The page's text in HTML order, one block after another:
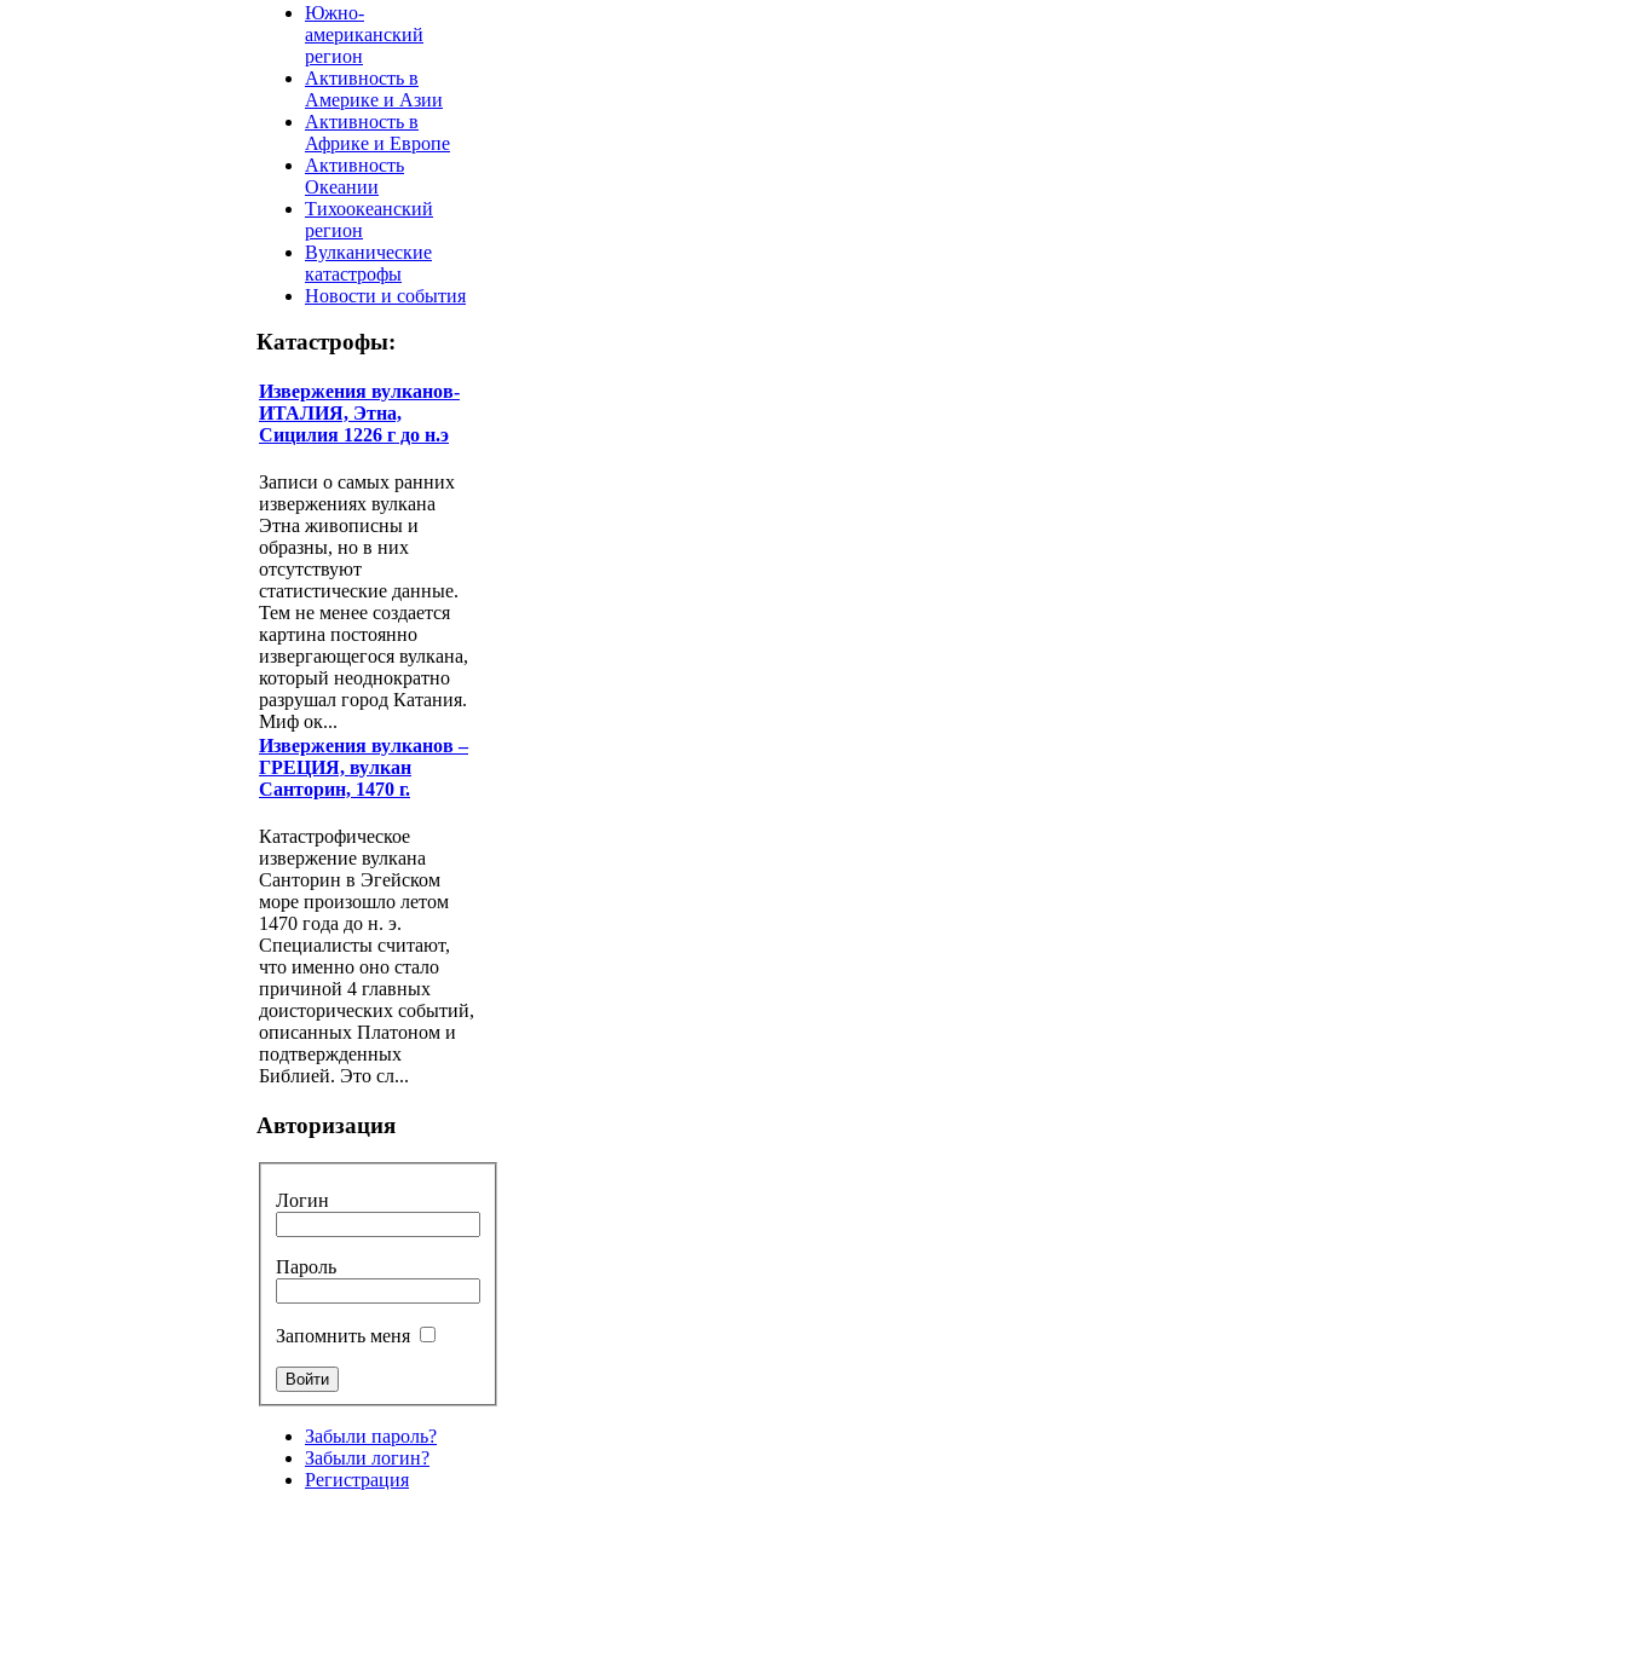
Южно-
американский
регион
Активность в
Америке и Азии
Активность в
Африке и Европе
Активность
Океании
Тихоокеанский
регион
Вулканические
катастрофы
Новости и события
Катастрофы:
Извержения вулканов-
ИТАЛИЯ, Этна,
Сицилия 1226 г до н.э
Записи о самых ранних
извержениях вулкана
Этна живописны и
образны, но в них
отсутствуют
статистические данные.
Тем не менее создается
картина постоянно
извергающегося вулкана,
который неоднократно
разрушал город Катания.
Миф ок...
Извержения вулканов –
ГРЕЦИЯ, вулкан
Санторин, 1470 г.
Катастрофическое
извержение вулкана
Санторин в Эгейском
море произошло летом
1470 года до н. э.
Специалисты считают,
что именно оно стало
причиной 4 главных
доисторических событий,
описанных Платоном и
подтвержденных
Библией. Это сл...
Авторизация
Логин
Пароль
Запомнить меня
Забыли пароль?
Забыли логин?
Регистрация